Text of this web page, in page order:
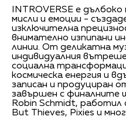
INTROVERSE е
мисли и емоции -
изключителна
внимателно изпипани
линии. От деликатна
индивидуалния
социална
космическа енергия и
записан и продуциран
завършен с финалните
Robin Schmidt, работил
But Thieves, Pixies и